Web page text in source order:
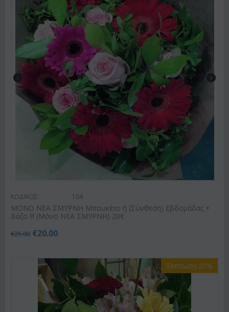
ΚΩΔΙΚΟΣ: 104
ΜΟΝΟ ΝΕΑ ΣΜΥΡΝΗ Μπουκέτο ή (Σύνθεση) Εβδομάδας +
Βάζο !!! (Μόνο ΝΕΑ ΣΜΥΡΝΗ) 20€
€25.00 €20.00
Έκπτωση 20%